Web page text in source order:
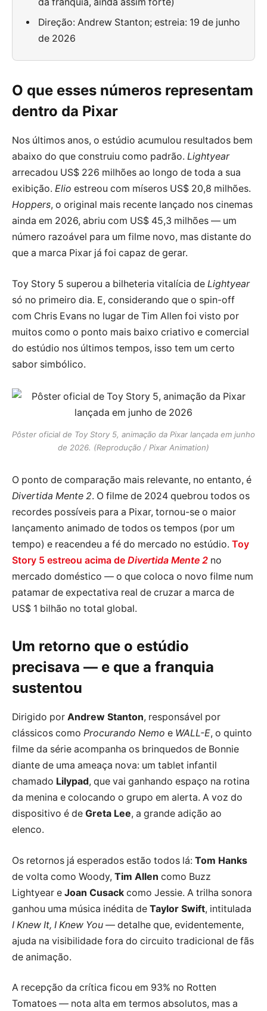
Direção: Andrew Stanton; estreia: 19 de junho
de 2026
O que esses números representam
dentro da Pixar
Nos últimos anos, o estúdio acumulou resultados bem
abaixo do que construiu como padrão. Lightyear
arrecadou US$ 226 milhões ao longo de toda a sua
exibição. Elio estreou com míseros US$ 20,8 milhões.
Hoppers, o original mais recente lançado nos cinemas
ainda em 2026, abriu com US$ 45,3 milhões — um
número razoável para um filme novo, mas distante do
que a marca Pixar já foi capaz de gerar.
Toy Story 5 superou a bilheteria vitalícia de Lightyear
só no primeiro dia. E, considerando que o spin-off
com Chris Evans no lugar de Tim Allen foi visto por
muitos como o ponto mais baixo criativo e comercial
do estúdio nos últimos tempos, isso tem um certo
sabor simbólico.
Pôster oficial de Toy Story 5, animação da Pixar lançada em junho
de 2026. (Reprodução / Pixar Animation)
O ponto de comparação mais relevante, no entanto, é
Divertida Mente 2. O filme de 2024 quebrou todos os
recordes possíveis para a Pixar, tornou-se o maior
lançamento animado de todos os tempos (por um
tempo) e reacendeu a fé do mercado no estúdio. Toy
Story 5 estreou acima de Divertida Mente 2 no
mercado doméstico — o que coloca o novo filme num
patamar de expectativa real de cruzar a marca de
US$ 1 bilhão no total global.
Um retorno que o estúdio
precisava — e que a franquia
sustentou
Dirigido por Andrew Stanton, responsável por
clássicos como Procurando Nemo e WALL-E, o quinto
filme da série acompanha os brinquedos de Bonnie
diante de uma ameaça nova: um tablet infantil
chamado Lilypad, que vai ganhando espaço na rotina
da menina e colocando o grupo em alerta. A voz do
dispositivo é de Greta Lee, a grande adição ao
elenco.
Os retornos já esperados estão todos lá: Tom Hanks
de volta como Woody, Tim Allen como Buzz
Lightyear e Joan Cusack como Jessie. A trilha sonora
ganhou uma música inédita de Taylor Swift, intitulada
I Knew It, I Knew You — detalhe que, evidentemente,
ajuda na visibilidade fora do circuito tradicional de fãs
de animação.
A recepção da crítica ficou em 93% no Rotten
Tomatoes — nota alta em termos absolutos, mas a